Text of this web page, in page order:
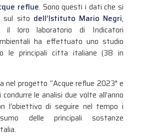
reflue. Sono questi i dati che si
sul sito dell’Istituto Mario Negri,
il loro laboratorio di Indicatori
ha effettuato uno studio
le principali citta italiane (38 in
nel progetto “Acque reflue 2023″ e
le analisi due volte all’anno
l’obiettivo di seguire nel tempo i
delle principali sostanze